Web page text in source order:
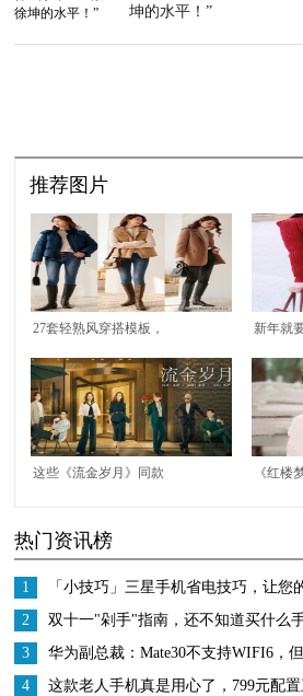
坤的水平！”
推荐图片
27套轻熟风穿搭模板，
基础款也能简约不单
调，冬末初春就这样穿
新年就
年服饰
这些《流金岁月》同款
了
《红楼
热门资讯榜
1
「小技巧」三星手机省电技巧，让您
续航更加持久
2
双十一"剁手"指南，还不知道买什么
的看过来
3
华为副总裁：Mate30不支持WIFI6，
然是市面上WiFi最强的手机
4 这款老人手机真是用心了，799元配置